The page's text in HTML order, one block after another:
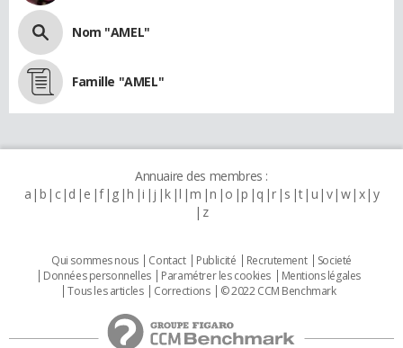
Nom "AMEL"
Famille "AMEL"
Annuaire des membres :
a b c d e f g h i j k l m n o p q r s t u v w x y
z
Qui sommes nous Contact Publicité Recrutement
Societé
Données personnelles
Paramétrer les cookies
Mentions légales
Tous les articles
Corrections © 2022 CCM Benchmark